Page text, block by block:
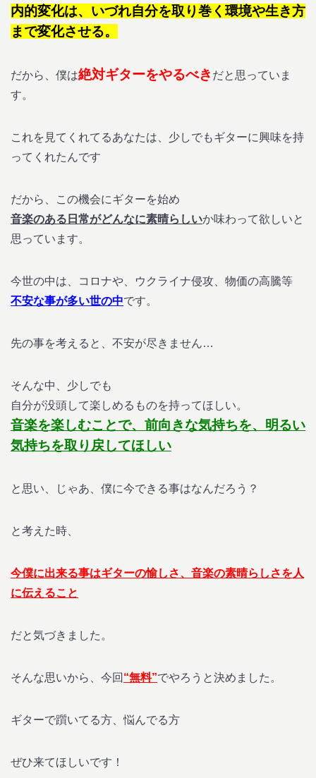
内的変化は、いづれ自分を取り巻く環境や生き方
まで変化させる。
だから、僕は絶対ギターをやるべき だと思っていま
す。
これを見てくれてるあなたは、少しでもギターに興味を持
ってくれたんです
だから、この機会にギターを始め
音楽のある日常がどんなに素晴らしいか味わって欲しいと
思っています。
今世の中は、コロナや、ウクライナ侵攻、物価の高騰等
不安な事が多い世の中です。
先の事を考えると、不安が尽きません…
そんな中、少しでも
自分が没頭して楽しめるものを持ってほしい。
音楽を楽しむことで、前向きな気持ちを、明るい
気持ちを取り戻してほしい
と思い、じゃあ、僕に今できる事はなんだろう？
と考えた時、
今僕に出来る事はギターの愉しさ、音楽の素晴らしさを人
に伝えること
だと気づきました。
そんな思いから、今回 “無料”でやろうと決めました。
ギターで躓いてる方、悩んでる方
ぜひ来てほしいです！